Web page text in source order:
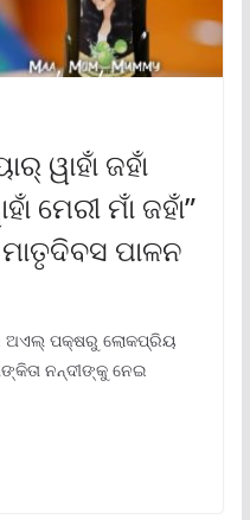
ୱାହାଁ ଜହାଁ
ମେରୀ ମାଁ ଜହାଁ”
ପାଳନ
ଅଏଲ୍ ପକ୍ଷରୁ ଲୋକପ୍ରିୟ
ନନ୍ଦୀଙ୍କୁ ନେଇ